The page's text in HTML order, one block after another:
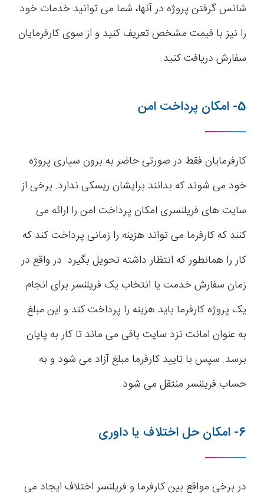
شانس گرفتن پروژه در آنها، شما می توانید خدمات خود
را نیز با قیمت مشخص تعریف کنید و از سوی کارفرمایان
سفارش دریافت کنید.
5- امکان پرداخت امن
کارفرمایان فقط در صورتی حاضر به برون سپاری پروژه
خود می شوند که بدانند برایشان ریسکی ندارد. برخی از
سایت های فریلنسری امکان پرداخت امن را ارائه می
کنند که کارفرما می تواند هزینه را زمانی پرداخت کند که
کار را همانطور که انتظار داشته تحویل بگیرد. در واقع در
زمان سفارش خدمت یا انتخاب یک فریلنسر برای انجام
یک پروژه کارفرما باید هزینه را پرداخت کند و این مبلغ
به عنوان امانت نزد سایت باقی می ماند تا کار به پایان
برسد. سپس با تایید کارفرما مبلغ آزاد می شود و به
حساب فریلنسر منتقل می شود.
6- امکان حل اختلاف یا داوری
در برخی مواقع بین کارفرما و فریلنسر اختلاف ایجاد می